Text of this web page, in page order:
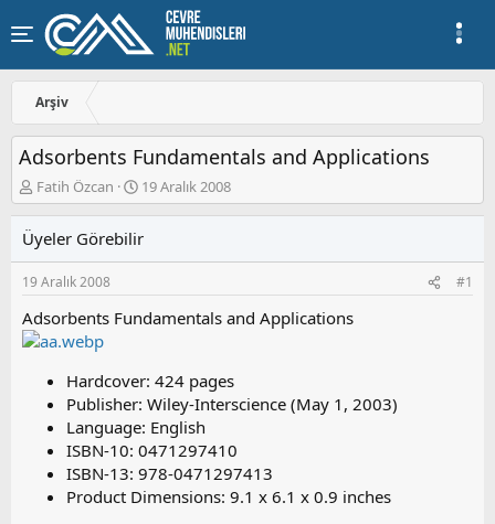
Arşiv
Adsorbents Fundamentals and Applications
K
o
u
y
u
a
ş
Fatih Özcan
B
a
l
a
ı
a
r
i
h
i
19 Aralık 2008
Üyeler Görebilir
19 Aralık 2008 #1
Adsorbents Fundamentals and Applications
Hardcover: 424 pages
Publisher: Wiley-Interscience (May 1, 2003)
Language: English
ISBN-10: 0471297410
ISBN-13: 978-0471297413
Product Dimensions: 9.1 x 6.1 x 0.9 inches